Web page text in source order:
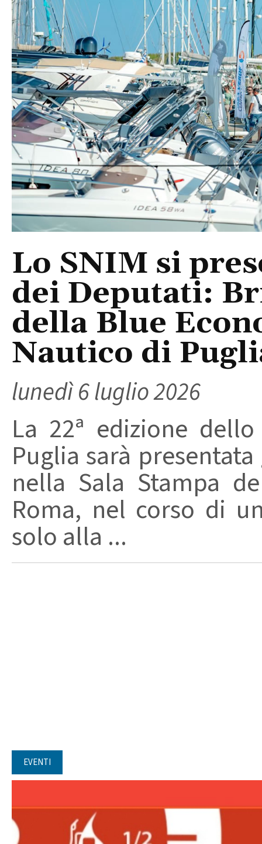
Lo SNIM si
dei Deputati:
della Blue
Nautico di
lunedì 6 luglio 2026
La 22ª edizione
Puglia sarà
nella Sala Stampa
Roma, nel corso di
solo alla ...
EVENTI